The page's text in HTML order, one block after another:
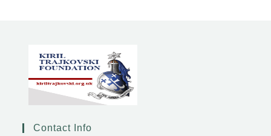
Contact Info